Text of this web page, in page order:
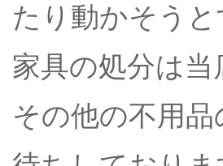
たり動かそう
家具の処分は
その他の不用